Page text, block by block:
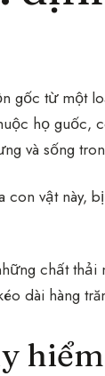
gốc từ một
họ guốc,
và sống
vật này,
chất
dài hàng
hiểm